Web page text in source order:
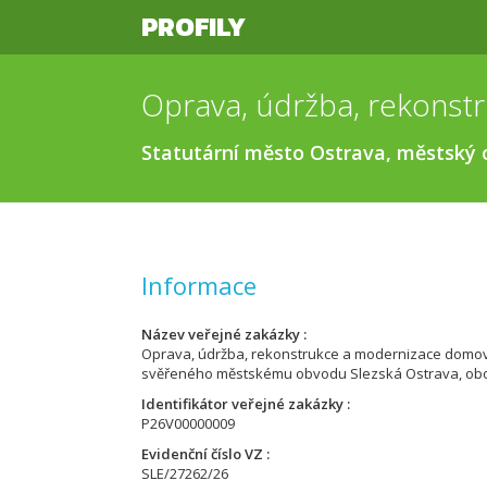
PROFILY
Statutární město Ostrava, městský
Informace
Název veřejné zakázky
Oprava, údržba, rekonstrukce a modernizace
svěřeného městskému obvodu Slezská Ostrava,
Identifikátor veřejné zakázky
P26V00000009
Evidenční číslo VZ
SLE/27262/26